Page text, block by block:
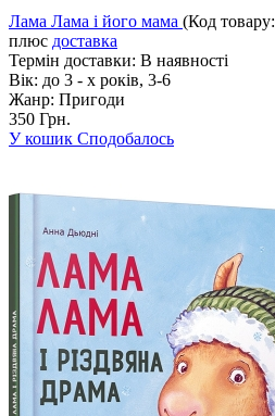
Лама Лама і його мама (Код товару:
плюс доставка
Термін доставки: В наявності
Вік: до 3 - х років, 3-6
Жанр: Пригоди
350 Грн.
У кошик Сподобалось